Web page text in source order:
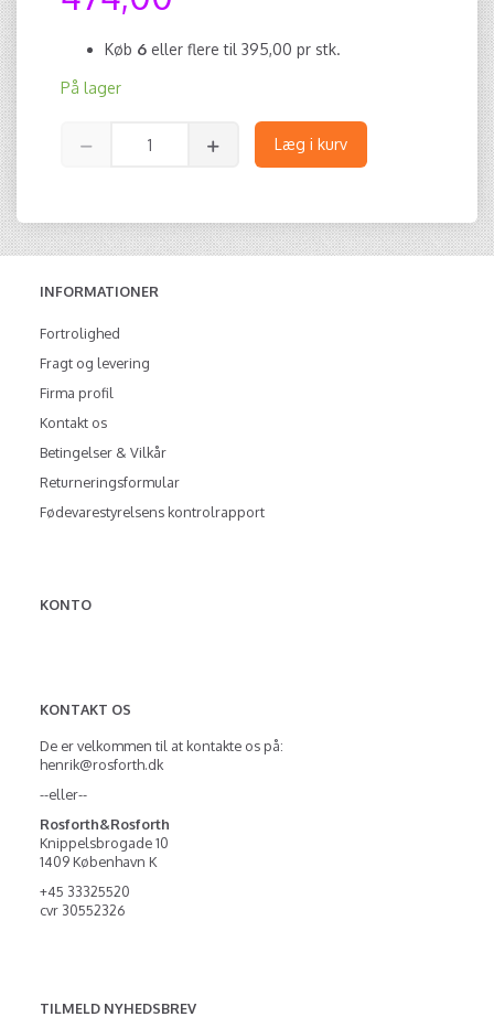
Køb 6 eller flere til 395,00 pr stk.
På lager
Læg i kurv
INFORMATIONER
Fortrolighed
Fragt og levering
Firma profil
Kontakt os
Betingelser & Vilkår
Returneringsformular
Fødevarestyrelsens kontrolrapport
KONTO
KONTAKT OS
De er velkommen til at kontakte os på:
henrik@rosforth.dk
--eller--
Rosforth&Rosforth
Knippelsbrogade 10
1409 København K
+45 33325520
cvr 30552326
TILMELD NYHEDSBREV